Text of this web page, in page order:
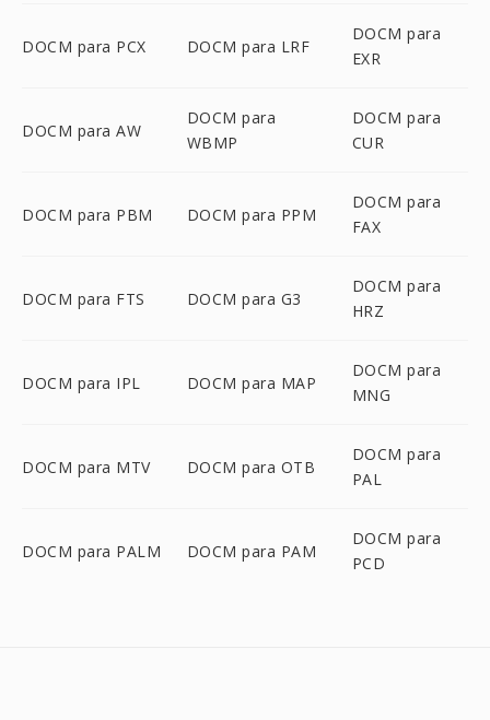
DOCM para PCX DOCM para LRF
DOCM para
EXR
DOCM para AW
DOCM para
WBMP
DOCM para
CUR
DOCM para PBM DOCM para PPM
DOCM para
FAX
DOCM para FTS DOCM para G3
DOCM para
HRZ
DOCM para IPL DOCM para MAP
DOCM para
MNG
DOCM para MTV DOCM para OTB
DOCM para
PAL
DOCM para PALM DOCM para PAM
DOCM para
PCD